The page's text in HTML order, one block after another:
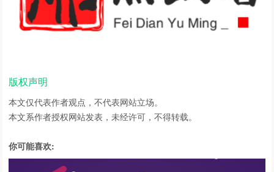
版权声明
本文仅代表作者观点，不代表网站立场。
本文系作者授权网站发表，未经许可，不得转载。
你可能喜欢: